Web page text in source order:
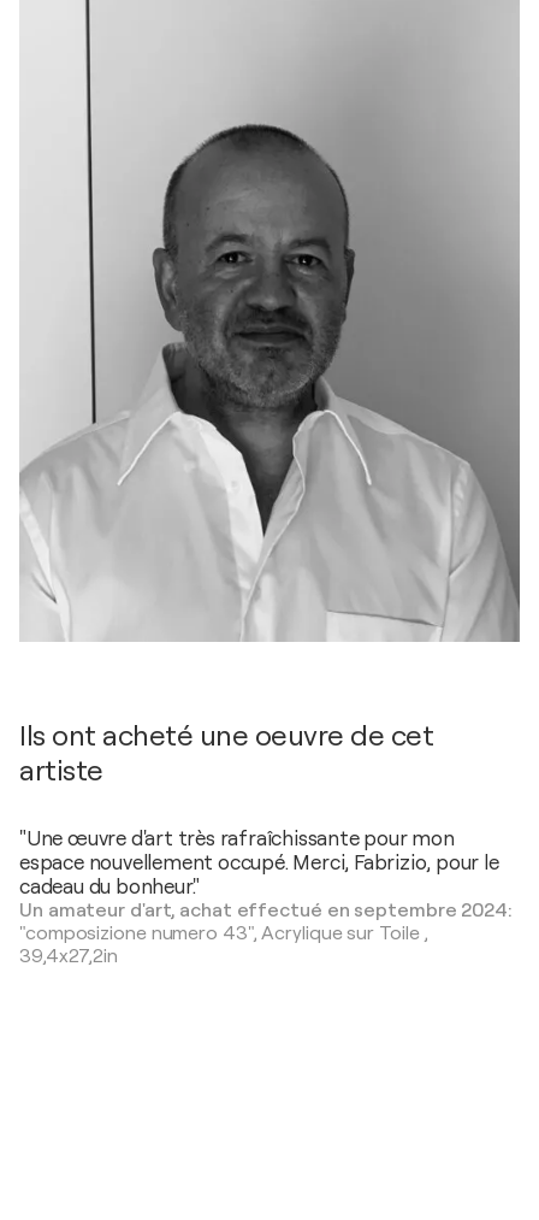
Ils ont acheté une oeuvre de cet
artiste
"Une œuvre d'art très rafraîchissante pour mon
espace nouvellement occupé. Merci, Fabrizio, pour le
cadeau du bonheur."
Un amateur d'art, achat effectué en septembre 2024:
"composizione numero 43",Acrylique sur Toile,
39,4x27,2in